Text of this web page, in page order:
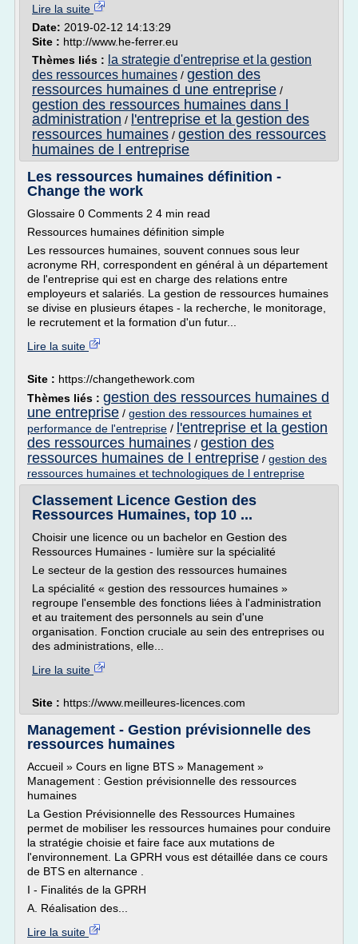
Lire la suite
Date: 2019-02-12 14:13:29
Site : http://www.he-ferrer.eu
Thèmes liés : la strategie d'entreprise et la gestion
des ressources humaines / gestion des
ressources humaines d une entreprise /
gestion des ressources humaines dans l
administration / l'entreprise et la gestion des
ressources humaines / gestion des ressources
humaines de l entreprise
Les ressources humaines définition -
Change the work
Glossaire 0 Comments 2 4 min read
Ressources humaines définition simple
Les ressources humaines, souvent connues sous leur
acronyme RH, correspondent en général à un département
de l'entreprise qui est en charge des relations entre
employeurs et salariés. La gestion de ressources humaines
se divise en plusieurs étapes - la recherche, le monitorage,
le recrutement et la formation d'un futur...
Lire la suite
Site : https://changethework.com
Thèmes liés : gestion des ressources humaines d
une entreprise / gestion des ressources humaines et
performance de l'entreprise / l'entreprise et la gestion
des ressources humaines / gestion des
ressources humaines de l entreprise / gestion des
ressources humaines et technologiques de l entreprise
Classement Licence Gestion des
Ressources Humaines, top 10 ...
Choisir une licence ou un bachelor en Gestion des
Ressources Humaines - lumière sur la spécialité
Le secteur de la gestion des ressources humaines
La spécialité « gestion des ressources humaines »
regroupe l'ensemble des fonctions liées à l'administration
et au traitement des personnels au sein d'une
organisation. Fonction cruciale au sein des entreprises ou
des administrations, elle...
Lire la suite
Site : https://www.meilleures-licences.com
Management - Gestion prévisionnelle des
ressources humaines
Accueil » Cours en ligne BTS » Management »
Management : Gestion prévisionnelle des ressources
humaines
La Gestion Prévisionnelle des Ressources Humaines
permet de mobiliser les ressources humaines pour conduire
la stratégie choisie et faire face aux mutations de
l'environnement. La GPRH vous est détaillée dans ce cours
de BTS en alternance .
I - Finalités de la GPRH
A. Réalisation des...
Lire la suite